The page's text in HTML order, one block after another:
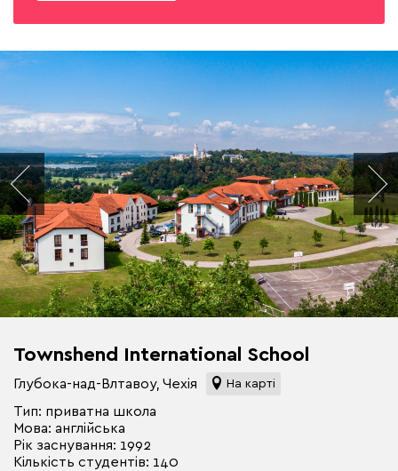
Townshend International School
Глубока-над-Влтавоу, Чехія На карті
Тип: приватна школа
Мова: англійська
Рік заснування: 1992
Кількість студентів: 140